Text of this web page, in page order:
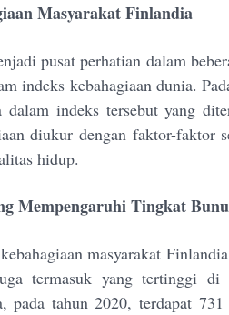
Masyarakat Finlandia
pusat perhatian dalam
indeks kebahagiaan dunia.
dalam indeks tersebut yang
diukur dengan faktor-faktor
hidup.
Mempengaruhi Tingkat
masyarakat
termasuk yang tertinggi
pada tahun 2020, terdapat